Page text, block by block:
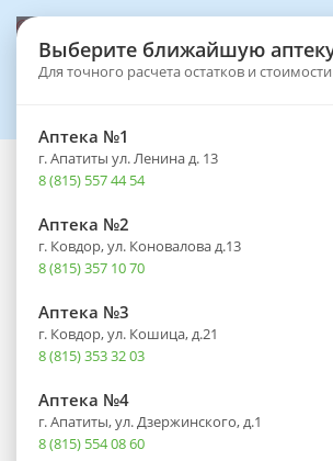
Выберите ближайшую
Для точного расчета остатков и
Аптека №1
г. Апатиты ул. Ленина д. 13
8 (815) 557 44 54
Аптека №2
г. Ковдор, ул. Коновалова д.13
8 (815) 357 10 70
Аптека №3
г. Ковдор, ул. Кошица, д.21
8 (815) 353 32 03
Аптека №4
г. Апатиты, ул. Дзержинского, д.1
8 (815) 554 08 60
Каталог - Оптика - Офтальмологические
Ксалаком фл.-